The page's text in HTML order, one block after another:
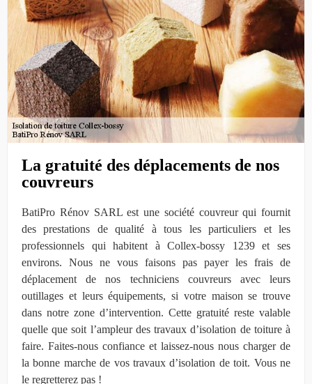
La gratuité des déplacements de nos
couvreurs
BatiPro Rénov SARL est une société couvreur qui fournit
des prestations de qualité à tous les particuliers et les
professionnels qui habitent à Collex-bossy 1239 et ses
environs. Nous ne vous faisons pas payer les frais de
déplacement de nos techniciens couvreurs avec leurs
outillages et leurs équipements, si votre maison se trouve
dans notre zone d’intervention. Cette gratuité reste valable
quelle que soit l’ampleur des travaux d’isolation de toiture à
faire. Faites-nous confiance et laissez-nous nous charger de
la bonne marche de vos travaux d’isolation de toit. Vous ne
le regretterez pas !